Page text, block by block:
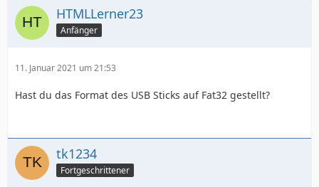
HTMLLerner23
Anfänger
11. Januar 2021 um 21:53
Hast du das Format des USB Sticks auf Fat32 gestellt?
tk1234
Fortgeschrittener